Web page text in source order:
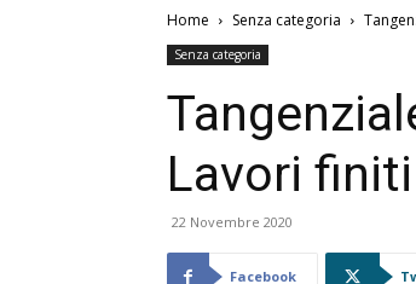
Home Senza categoria
Senza categoria
Lavori
22 Novembre 2020
Facebook